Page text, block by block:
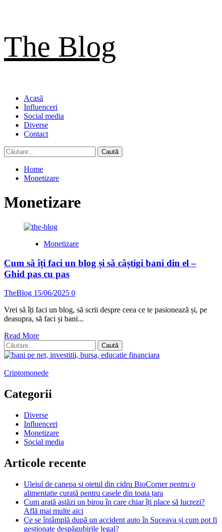
laThe Blog
Primary
Menu
Acasă
Influenceri
Social media
Diverse
Contact
Caută
după:
Home
Monetizare
Monetizare
Monetizare
Cum să îți faci un blog și să câștigi bani din el –
Ghid pas cu pas
TheBlog 15/06/2025 0
Vrei să îți faci un blog, să scrii despre ceea ce te pasionează și, pe
deasupra, să faci și bani...
Read MoreRead
about
să
faci
un
și
să
câștigi
bani
el
–
pas
cu
pas
Caută
după:
Criptomonede
Categorii
Diverse
Influenceri
Monetizare
Social media
Articole recente
Uleiul de canepa si otetul din cidru BioCorner pentru o
alimentatie curată pentru casele din toata țara
Cum arată astăzi un birou în care chiar îți place să lucrezi?
Află mai multe aici
Ce se întâmplă după un accident auto în Suceava și cum pot fi
gestionate despăgubirile legal?